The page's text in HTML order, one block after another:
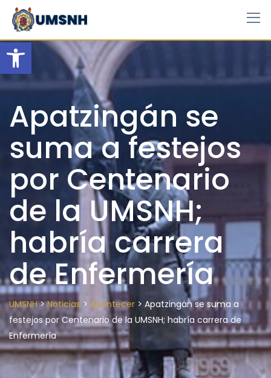
Open toolbar
Skip
content
Apatzingán se
suma a festejos
por Centenario
de la UMSNH;
habría carrera
de Enfermería
UMSNH>Noticias > Acontecer > Apatzingán se suma a
festejos por Centenario de la UMSNH; habría carrera de
Enfermería